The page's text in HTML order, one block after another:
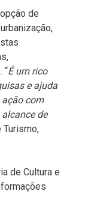
de
“É um rico
e ajuda
com
de
Turismo,
de Cultura e